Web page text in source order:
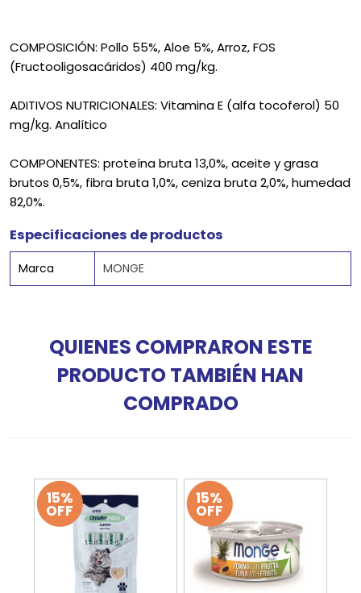
COMPOSICIÓN: Pollo 55%, Aloe 5%, Arroz, FOS
(Fructooligosacáridos) 400 mg/kg.
ADITIVOS NUTRICIONALES: Vitamina E (alfa tocoferol) 50
mg/kg. Analítico
COMPONENTES: proteína bruta 13,0%, aceite y grasa
brutos 0,5%, fibra bruta 1,0%, ceniza bruta 2,0%, humedad
82,0%.
Especificaciones de productos
Marca MONGE
QUIENES COMPRARON ESTE
PRODUCTO TAMBIÉN HAN
COMPRADO
15%
OFF
15%
OFF